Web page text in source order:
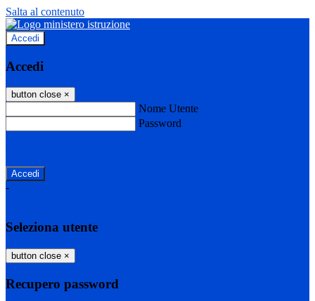
Salta al contenuto
Accedi
Accedi
button close ×
Nome Utente
Password
-
Seleziona utente
button close ×
Recupero password